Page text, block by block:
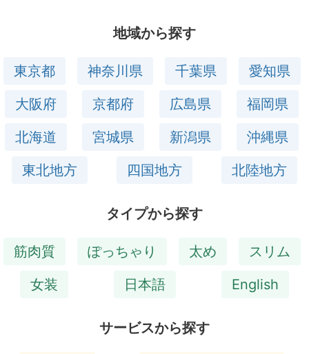
地域から探す
東京都 神奈川県 千葉県
愛知県
大阪府
京都府 広島県
福岡県
北海道
宮城県 新潟県
沖縄県
東北地方
四国地方 北陸地方
タイプから探す
筋肉質 ぽっちゃり 太め
スリム
女装
日本語 English
サービスから探す